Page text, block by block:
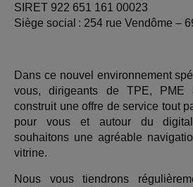
SIRET 922 651 161 00023
Siège social : 254 rue Vendôme –
Dans ce nouvel environnement
vous, dirigeants de TPE, PME
construit une offre de service tout
pour vous et autour du
souhaitons une agréable
vitrine.
Nous vous tiendrons